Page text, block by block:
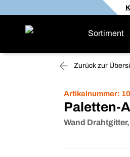
Sortiment
Zurück zur
Artikelnummer:
Paletten-
Wand